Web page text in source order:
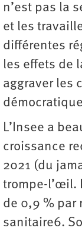
n’est pas la
et les
différentes
les effets de
aggraver les
L’Insee a
croissance
2021 (du
trompe-l’œil.
de 0,9 % par
sanitaire6.